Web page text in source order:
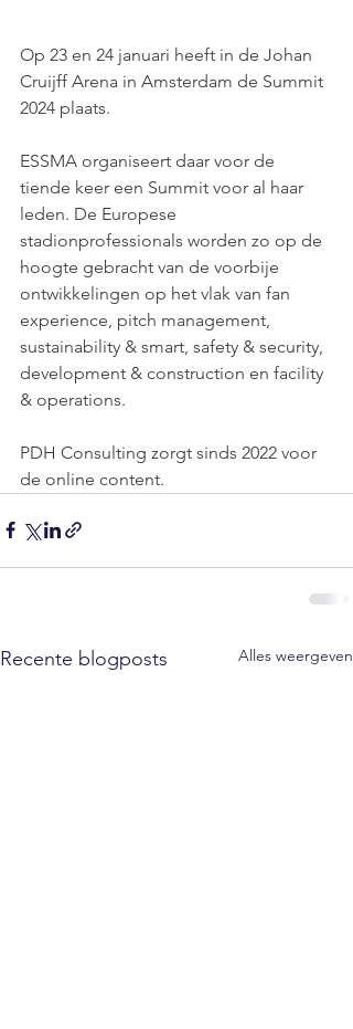
Op 23 en 24 januari heeft in de Johan
Cruijff Arena in Amsterdam de Summit
2024 plaats.
ESSMA organiseert daar voor de
tiende keer een Summit voor al haar
leden. De Europese
stadionprofessionals worden zo op de
hoogte gebracht van de voorbije
ontwikkelingen op het vlak van fan
experience, pitch management,
sustainability & smart, safety & security,
development & construction en facility
& operations.
PDH Consulting zorgt sinds 2022 voor
de online content.
Recente blogposts Alles weergeven